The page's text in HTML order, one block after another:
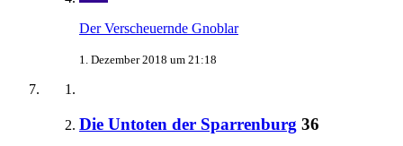
Der Verscheuernde Gnoblar
1. Dezember 2018 um 21:18
Die Untoten der Sparrenburg 36